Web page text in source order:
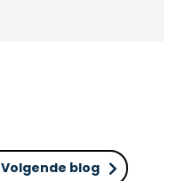
Volgende blog